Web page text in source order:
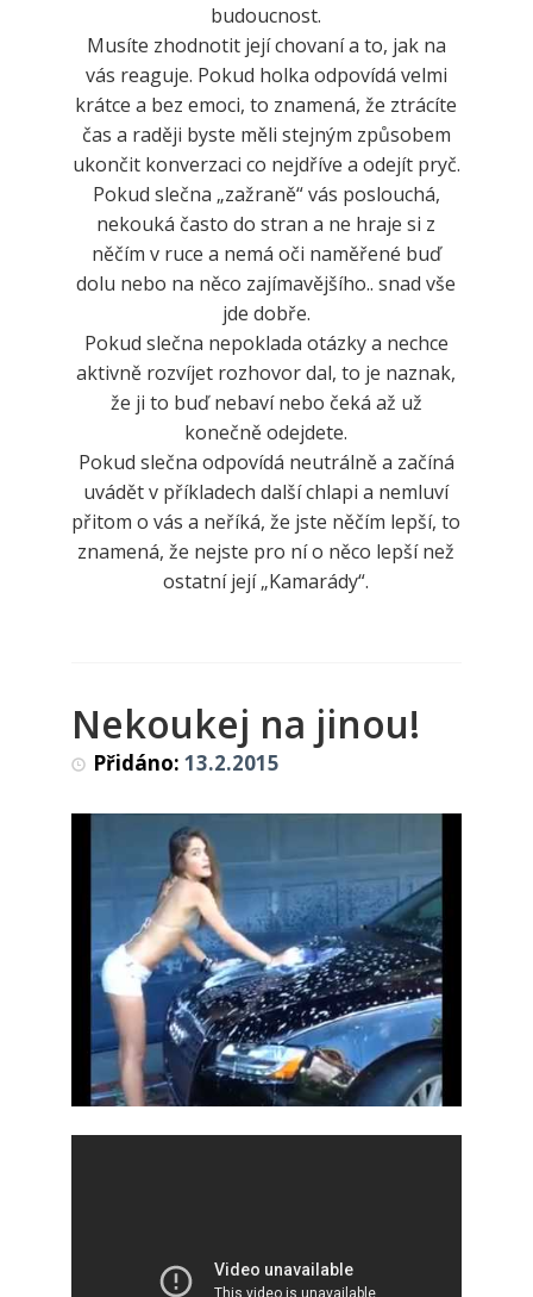
budoucnost.
Musíte zhodnotit její chovaní a to, jak na
vás reaguje. Pokud holka odpovídá velmi
krátce a bez emoci, to znamená, že ztrácíte
čas a raději byste měli stejným způsobem
ukončit konverzaci co nejdříve a odejít pryč.
Pokud slečna „zažraně“ vás poslouchá,
nekouká často do stran a ne hraje si z
něčím v ruce a nemá oči naměřené buď
dolu nebo na něco zajímavějšího.. snad vše
jde dobře.
Pokud slečna nepoklada otázky a nechce
aktivně rozvíjet rozhovor dal, to je naznak,
že ji to buď nebaví nebo čeká až už
konečně odejdete.
Pokud slečna odpovídá neutrálně a začíná
uvádět v příkladech další chlapi a nemluví
přitom o vás a neříká, že jste něčím lepší, to
znamená, že nejste pro ní o něco lepší než
ostatní její „Kamarády“.
Nekoukej na jinou!
Přidáno: 13.2.2015
Nekoukej na jinou!